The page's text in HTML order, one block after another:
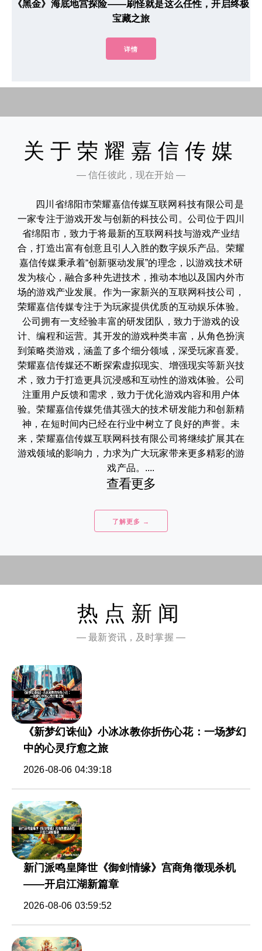
《黑金》海底地宫探险——刷怪就是这么任性，开启终极
宝藏之旅
详情
关于荣耀嘉信传媒
— 信任彼此，现在开始 —
四川省绵阳市荣耀嘉信传媒互联网科技有限公司是
一家专注于游戏开发与创新的科技公司。公司位于四川
省绵阳市，致力于将最新的互联网科技与游戏产业结
合，打造出富有创意且引人入胜的数字娱乐产品。荣耀
嘉信传媒秉承着“创新驱动发展”的理念，以游戏技术研
发为核心，融合多种先进技术，推动本地以及国内外市
场的游戏产业发展。作为一家新兴的互联网科技公司，
荣耀嘉信传媒专注于为玩家提供优质的互动娱乐体验。
公司拥有一支经验丰富的研发团队，致力于游戏的设
计、编程和运营。其开发的游戏种类丰富，从角色扮演
到策略类游戏，涵盖了多个细分领域，深受玩家喜爱。
荣耀嘉信传媒还不断探索虚拟现实、增强现实等新兴技
术，致力于打造更具沉浸感和互动性的游戏体验。公司
注重用户反馈和需求，致力于优化游戏内容和用户体
验。荣耀嘉信传媒凭借其强大的技术研发能力和创新精
神，在短时间内已经在行业中树立了良好的声誉。未
来，荣耀嘉信传媒互联网科技有限公司将继续扩展其在
游戏领域的影响力，力求为广大玩家带来更多精彩的游
戏产品。....
查看更多
了解更多 →
热点新闻
— 最新资讯，及时掌握 —
《新梦幻诛仙》小冰冰教你折伤心花：一场梦幻
中的心灵疗愈之旅
2026-08-06 04:39:18
新门派鸣皇降世《御剑情缘》宫商角徵现杀机
——开启江湖新篇章
2026-08-06 03:59:52